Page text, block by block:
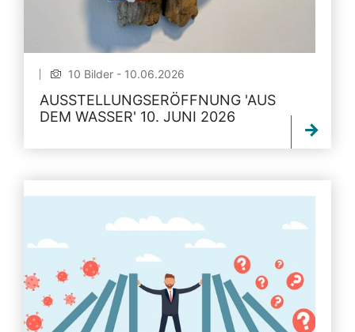
10 Bilder - 10.06.2026
AUSSTELLUNGSERÖFFNUNG 'AUS
DEM WASSER' 10. JUNI 2026